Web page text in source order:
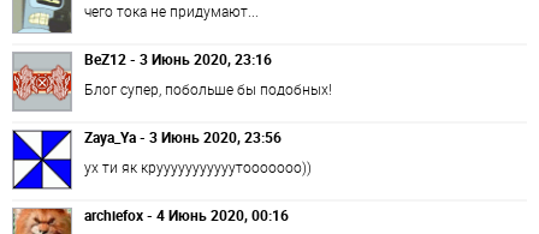
чего тока не придумают...
BeZ12 - 3 Июнь 2020, 23:16
Блог супер, побольше бы подобных!
Zaya_Ya - 3 Июнь 2020, 23:56
ух ти як крууууууууууутооооооо))
archiefox - 4 Июнь 2020, 00:16